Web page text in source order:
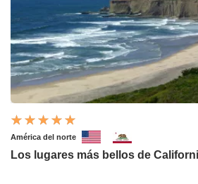
América del norte
Los lugares más bellos de